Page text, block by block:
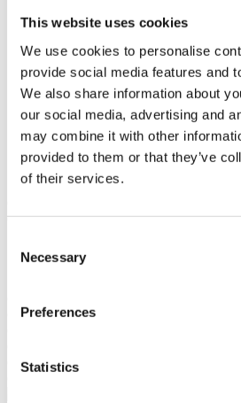
This website uses cookies
We use cookies to personalise
provide social media features and
We also share information about
our social media, advertising and
may combine it with other
provided to them or that they’ve
of their services.
Selection
Necessary
Preferences
Statistics
Prix de vente
6.500.000 €
Région Lisboa
District Lisboa
Lisboa
Paroisse Civile Estrela
Zone N / A
Zone privée brute 832m²
Zone de construction brute 0m²
Surface utile 680m²
Surface totale 250m²
État Neuf
Cuisine
Salon
Salon
Chambre
Chambre